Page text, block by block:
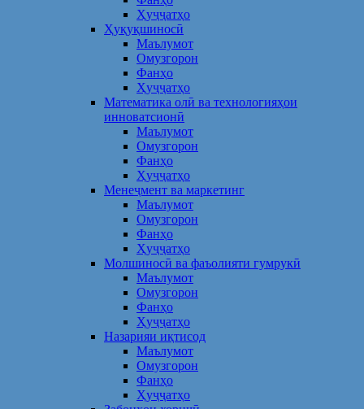
Ҳуҷҷатҳо
Ҳуқуқшиносӣ
Маълумот
Омузгорон
Фанҳо
Ҳуҷҷатҳо
Математика олӣ ва технологияҳои
инноватсионӣ
Маълумот
Омузгорон
Фанҳо
Ҳуҷҷатҳо
Менеҷмент ва маркетинг
Маълумот
Омузгорон
Фанҳо
Ҳуҷҷатҳо
Молшиносӣ ва фаъолияти гумрукӣ
Маълумот
Омузгорон
Фанҳо
Ҳуҷҷатҳо
Назарияи иқтисод
Маълумот
Омузгорон
Фанҳо
Ҳуҷҷатҳо